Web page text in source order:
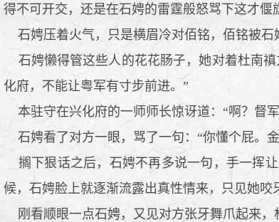
得不可开交，还是在石娉的雷霆般怒骂下这才偃
石娉压着火气，只是横眉冷对佰铭，佰铭被石
石娉懒得管这些人的花花肠子，她对着杜南禛
化府，不能让粤军有寸步前进。”
本驻守在兴化府的一师师长惊讶道：“啊？督
石娉看了对方一眼，骂了一句：“你懂个屁。
搁下狠话之后，石娉不再多说一句，手一挥
候，石娉脸上就逐渐流露出真性情来，只见她
刚看顺眼一点石娉，又见对方张牙舞爪起来，